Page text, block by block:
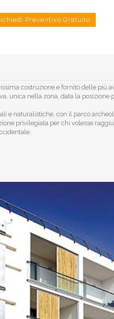
Preventivo Gratuito
costruzione e fornito delle più
unica nella zona, data la posizione
e naturalistiche, con il parco
privilegiata per chi volesse